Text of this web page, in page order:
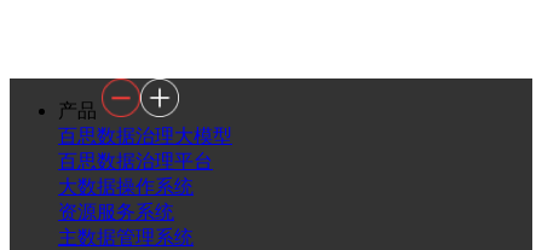
产品
百思数据治理大模型
百思数据治理平台
大数据操作系统
资源服务系统
主数据管理系统